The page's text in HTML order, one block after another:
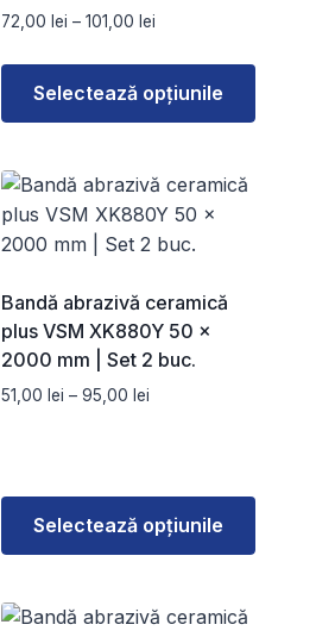
72,00 lei – 101,00 lei
prețuri:
72,00 lei
până
Selectează opțiunile
produs
are
mai
multe
Opțiunile
pot
fi
alese
produsului.
Bandă abrazivă ceramică
plus VSM XK880Y 50 ×
2000 mm | Set 2 buc.
51,00 lei – 95,00 lei
până
la
Selectează opțiunile
produs
are